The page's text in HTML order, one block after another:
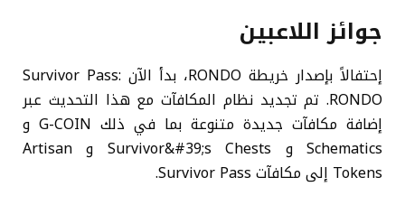
جوائز اللاعبين
إحتفالاً بإصدار خريطة RONDO، بدأ الآن Survivor Pass:
RONDO. تم تجديد نظام المكافآت مع هذا التحديث عبر
إضافة مكافآت جديدة متنوعة بما في ذلك G-COIN و
Schematics و Survivor&#39;s Chests و Artisan
Tokens إلى مكافآت Survivor Pass.